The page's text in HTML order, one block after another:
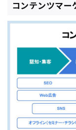
コンテンツマー